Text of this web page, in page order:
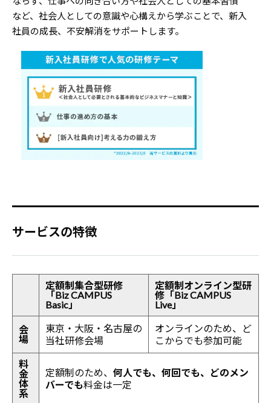
など、社会人としての意識や心構えから学ぶことで、新入
社員の成長、不安解消をサポートします。
サービスの特徴
定額制集合型研修
「Biz CAMPUS
Basic」
定額制オンライン型研
修「Biz CAMPUS
Live」
会
場
東京・大阪・名古屋の
当社研修会場
オンラインのため、ど
こからでも参加可能
料
金
体
系
定額制のため、 何人でも、何回でも、どのメン
バーでも料金は一定